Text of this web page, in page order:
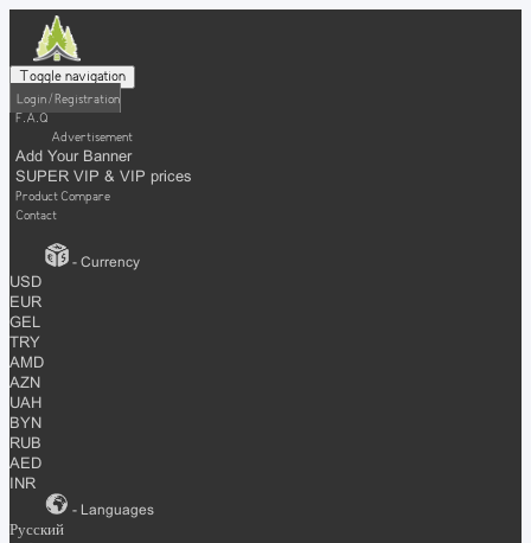
Toggle navigation
Login / Registration
F.A.Q
Advertisement
Add Your Banner
SUPER VIP & VIP prices
Product Compare
Contact
- Currency
USD
EUR
GEL
TRY
AMD
AZN
UAH
BYN
RUB
AED
INR
- Languages
Русский